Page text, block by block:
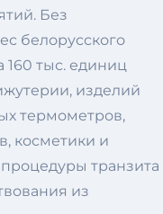
Без
белорусского
160 тыс. единиц
изделий
термометров,
косметики и
транзита
из